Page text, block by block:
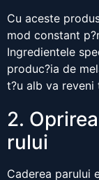
Cu aceste
mod constant
Ingredientele
produc?ia de
t?u alb va reveni
2.
rului
Caderea parului